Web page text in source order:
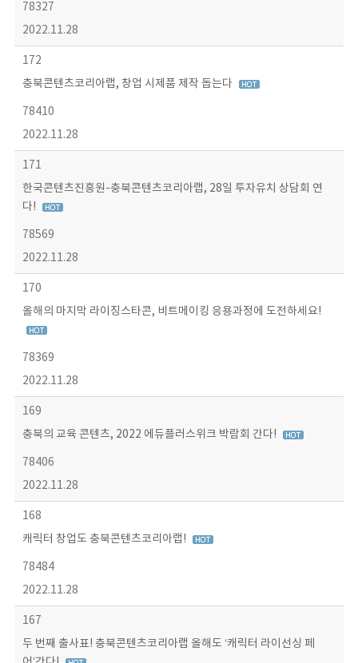
78327
2022.11.28
172
충북콘텐츠코리아랩, 창업 시제품 제작 돕는다
78410
2022.11.28
171
한국콘텐츠진흥원-충북콘텐츠코리아랩, 28일 투자유치 상담회 연
다!
78569
2022.11.28
170
올해의 마지막 라이징스타콘, 비트메이킹 응용과정에 도전하세요!
78369
2022.11.28
169
충북의 교육 콘텐츠, 2022 에듀플러스위크 박람회 간다!
78406
2022.11.28
168
캐릭터 창업도 충북콘텐츠코리아랩!
78484
2022.11.28
167
두 번째 출사표! 충북콘텐츠코리아랩 올해도 ‘캐릭터 라이선싱 페